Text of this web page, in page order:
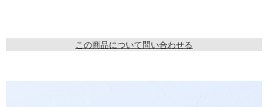
この商品について問い合わせる